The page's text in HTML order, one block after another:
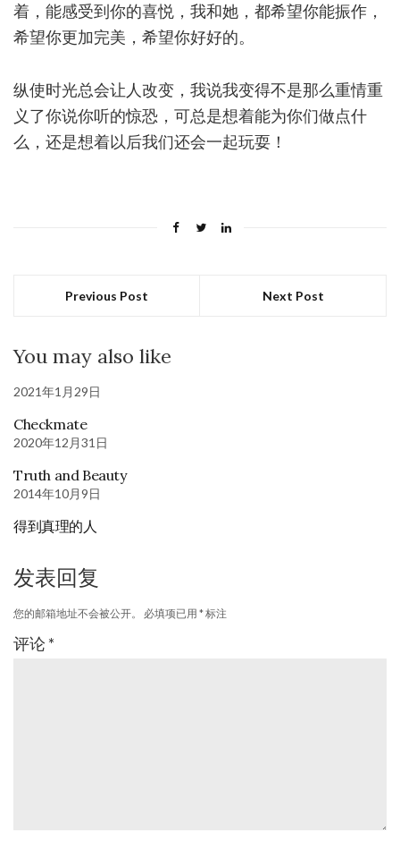
着，能感受到你的喜悦，我和她，都希望你能振作，
希望你更加完美，希望你好好的。
纵使时光总会让人改变，我说我变得不是那么重情重
义了你说你听的惊恐，可总是想着能为你们做点什
么，还是想着以后我们还会一起玩耍！
Previous Post Next Post
You may also like
2021年1月29日
Checkmate
2020年12月31日
Truth and Beauty
2014年10月9日
得到真理的人
发表回复
您的邮箱地址不会被公开。 必填项已用 *标注
评论 *